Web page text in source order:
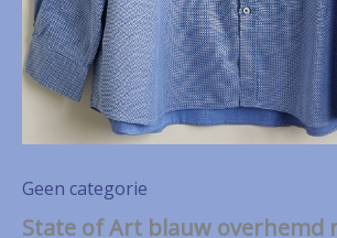
Geen categorie
State of Art blauw overhemd